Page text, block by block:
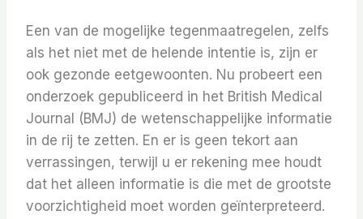
Een van de mogelijke tegenmaatregelen, zelfs
als het niet met de helende intentie is, zijn er
ook gezonde eetgewoonten. Nu probeert een
onderzoek gepubliceerd in het British Medical
Journal (BMJ) de wetenschappelijke informatie
in de rij te zetten. En er is geen tekort aan
verrassingen, terwijl u er rekening mee houdt
dat het alleen informatie is die met de grootste
voorzichtigheid moet worden geïnterpreteerd.